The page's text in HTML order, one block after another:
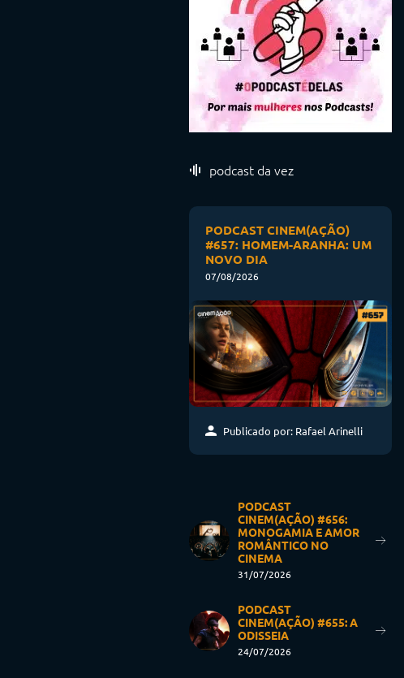
podcast da vez
PODCAST CINEM(AÇÃO)
#657: HOMEM-ARANHA: UM
NOVO DIA
07/08/2026
Publicado por: Rafael Arinelli
PODCAST
CINEM(AÇÃO) #656:
MONOGAMIA E AMOR
ROMÂNTICO NO
CINEMA
31/07/2026
PODCAST
CINEM(AÇÃO) #655: A
ODISSEIA
24/07/2026